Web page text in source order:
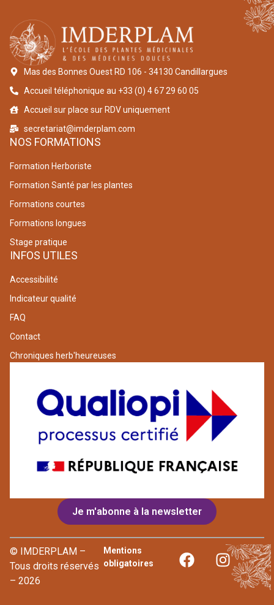
Mas des Bonnes Ouest RD 106 - 34130 Candillargues
Accueil téléphonique au +33 (0) 4 67 29 60 05
Accueil sur place sur RDV uniquement
secretariat@imderplam.com
NOS FORMATIONS
Formation Herboriste
Formation Santé par les plantes
Formations courtes
Formations longues
Stage pratique
INFOS UTILES
Accessibilité
Indicateur qualité
FAQ
Contact
Chroniques herb'heureuses
Je m'abonne à la newsletter
© IMDERPLAM –
Tous droits réservés
– 2026
Mentions
obligatoires